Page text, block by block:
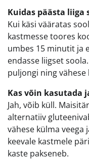
Kuidas päästa liiga
Kui käsi vääratas
kastmesse toores
umbes 15 minutit ja
endasse liigset
puljongi ning
Kas võin kasutada
Jah, võib küll.
alternatiiv
vähese külma veega
keevale kastmele
kaste pakseneb.